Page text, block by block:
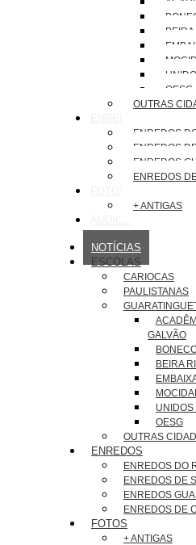
OESG
OUTRAS
ENREDOS
ENREDOS
ENREDOS
ENREDOS
+ ANTIGAS
NOTÍCIAS
ESCOLAS
CARIOCAS
PAULISTANAS
GALVÃO
BEIRA
UNIDOS
OESG
OUTRAS
ENREDOS
ENREDOS DO
ENREDOS DE
ENREDOS
ENREDOS DE
FOTOS
+ ANTIGAS